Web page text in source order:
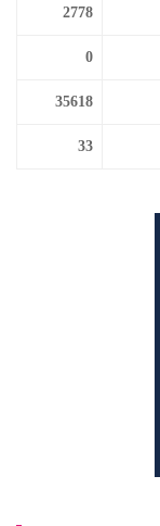
2778
0
35618
33